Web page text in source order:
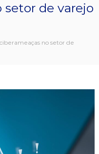
setor de varejo
no setor de